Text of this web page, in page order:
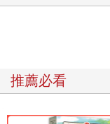
推薦必看